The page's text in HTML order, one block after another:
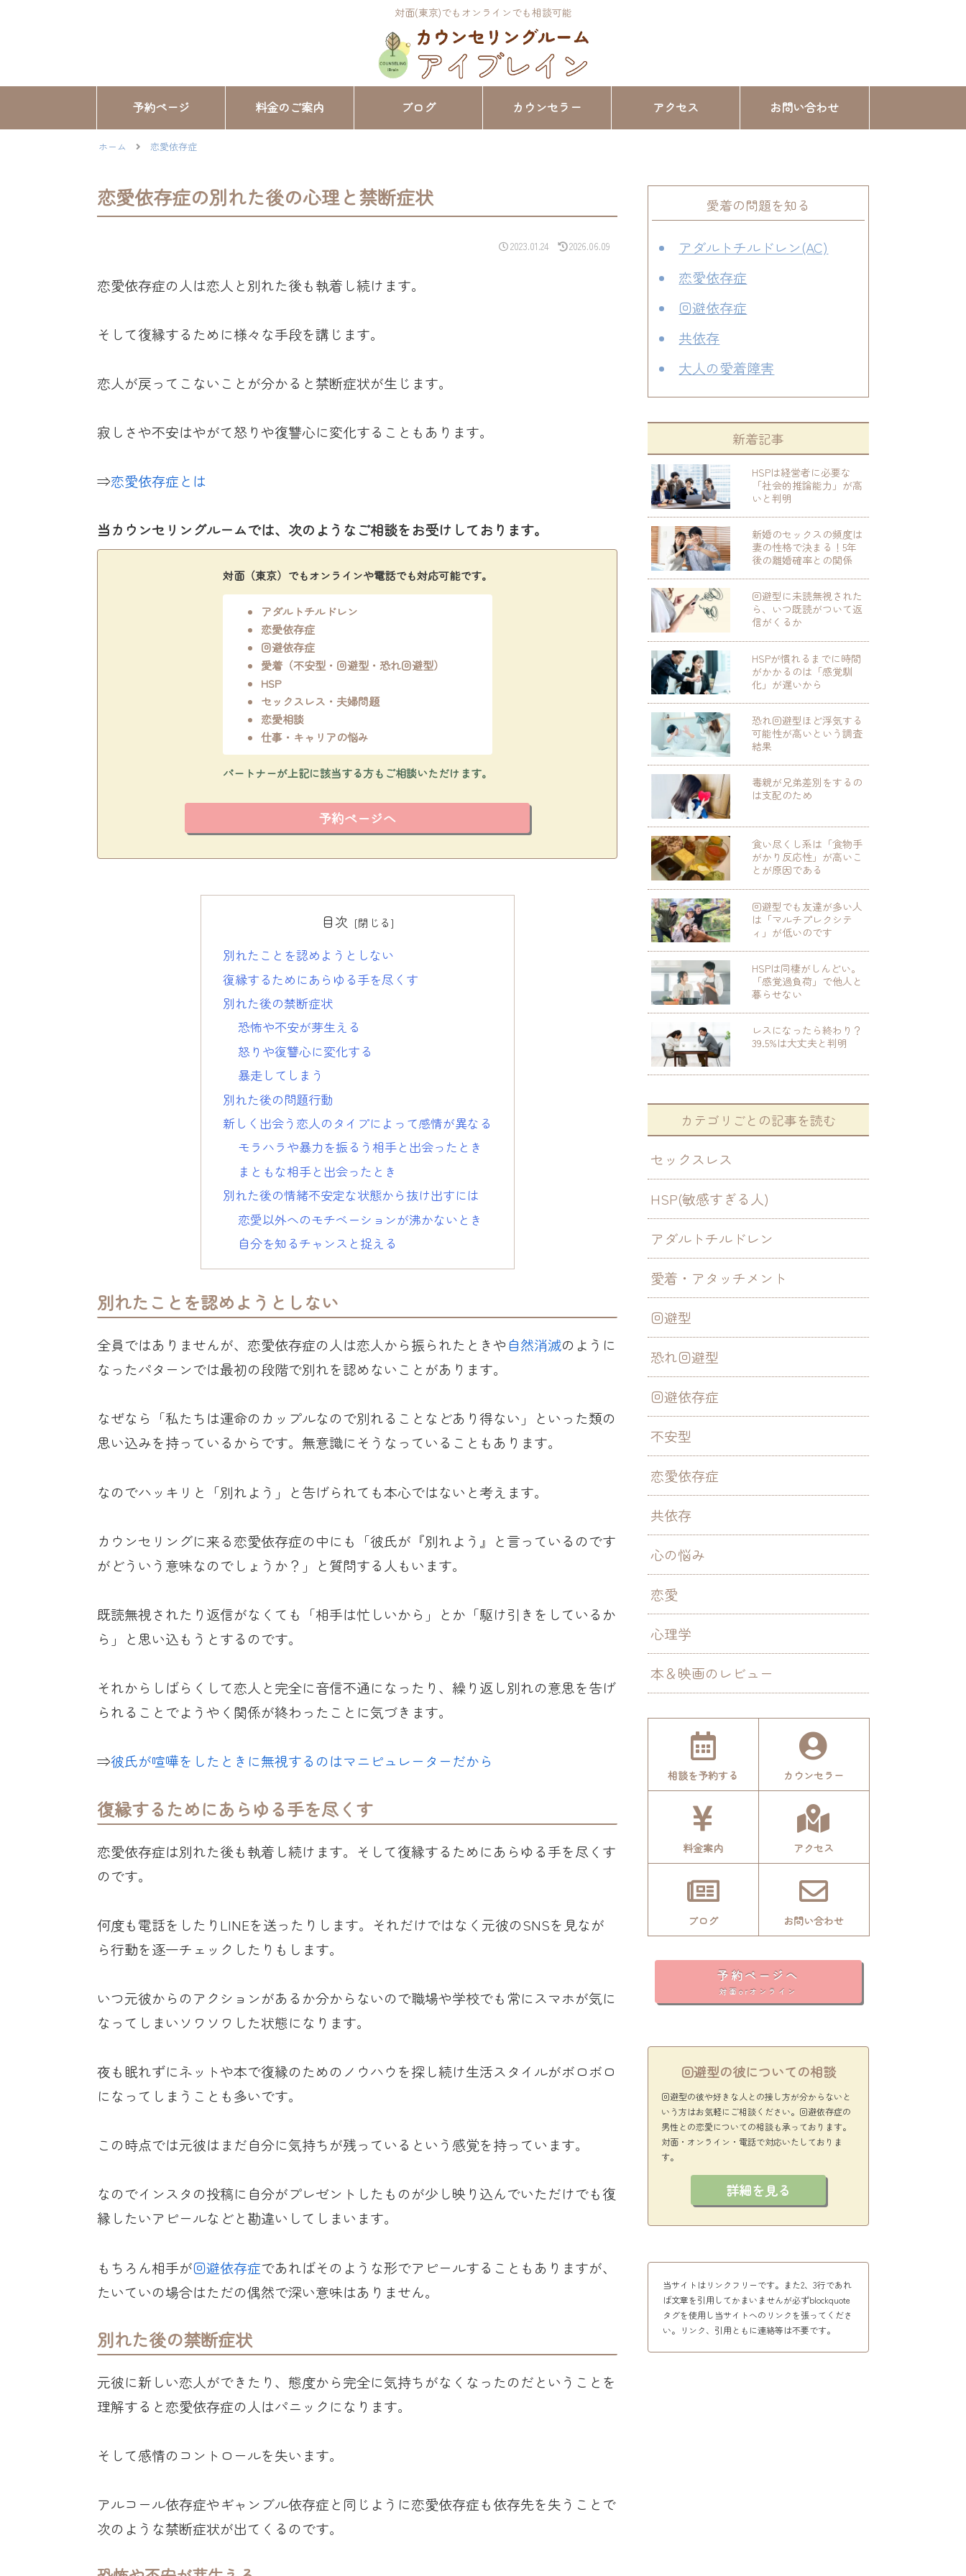
対面(東京)でもオンラインでも相談可能
予約ページ 料金のご案内 ブログ カウンセラー アクセス お問い合わせ
ホーム 恋愛依存症
恋愛依存症の別れた後の心理と禁断症状
2023.01.24 2026.06.09
恋愛依存症の人は恋人と別れた後も執着し続けます。
そして復縁するために様々な手段を講じます。
恋人が戻ってこないことが分かると禁断症状が生じます。
寂しさや不安はやがて怒りや復讐心に変化することもあります。
⇒恋愛依存症とは
当カウンセリングルームでは、次のようなご相談をお受けしております。
対面（東京）でもオンラインや電話でも対応可能です。
アダルトチルドレン
恋愛依存症
回避依存症
愛着（不安型・回避型・恐れ回避型）
HSP
セックスレス・夫婦問題
恋愛相談
仕事・キャリアの悩み
パートナーが上記に該当する方もご相談いただけます。
予約ページへ
目次
別れたことを認めようとしない
復縁するためにあらゆる手を尽くす
別れた後の禁断症状
恐怖や不安が芽生える
怒りや復讐心に変化する
暴走してしまう
別れた後の問題行動
新しく出会う恋人のタイプによって感情が異なる
モラハラや暴力を振るう相手と出会ったとき
まともな相手と出会ったとき
別れた後の情緒不安定な状態から抜け出すには
恋愛以外へのモチベーションが沸かないとき
自分を知るチャンスと捉える
別れたことを認めようとしない
全員ではありませんが、恋愛依存症の人は恋人から振られたときや自然消滅のように
なったパターンでは最初の段階で別れを認めないことがあります。
なぜなら「私たちは運命のカップルなので別れることなどあり得ない」といった類の
思い込みを持っているからです。無意識にそうなっていることもあります。
なのでハッキリと「別れよう」と告げられても本心ではないと考えます。
カウンセリングに来る恋愛依存症の中にも「彼氏が『別れよう』と言っているのです
がどういう意味なのでしょうか？」と質問する人もいます。
既読無視されたり返信がなくても「相手は忙しいから」とか「駆け引きをしているか
ら」と思い込もうとするのです。
それからしばらくして恋人と完全に音信不通になったり、繰り返し別れの意思を告げ
られることでようやく関係が終わったことに気づきます。
⇒彼氏が喧嘩をしたときに無視するのはマニピュレーターだから
復縁するためにあらゆる手を尽くす
恋愛依存症は別れた後も執着し続けます。そして復縁するためにあらゆる手を尽くす
のです。
何度も電話をしたりLINEを送ったりします。それだけではなく元彼のSNSを見なが
ら行動を逐一チェックしたりもします。
いつ元彼からのアクションがあるか分からないので職場や学校でも常にスマホが気に
なってしまいソワソワした状態になります。
夜も眠れずにネットや本で復縁のためのノウハウを探し続け生活スタイルがボロボロ
になってしまうことも多いです。
この時点では元彼はまだ自分に気持ちが残っているという感覚を持っています。
なのでインスタの投稿に自分がプレゼントしたものが少し映り込んでいただけでも復
縁したいアピールなどと勘違いしてしまいます。
もちろん相手が回避依存症であればそのような形でアピールすることもありますが、
たいていの場合はただの偶然で深い意味はありません。
別れた後の禁断症状
元彼に新しい恋人ができたり、態度から完全に気持ちがなくなったのだということを
理解すると恋愛依存症の人はパニックになります。
そして感情のコントロールを失います。
アルコール依存症やギャンブル依存症と同じように恋愛依存症も依存先を失うことで
次のような禁断症状が出てくるのです。
愛着の問題を知る
アダルトチルドレン(AC)
恋愛依存症
回避依存症
共依存
大人の愛着障害
新着記事
HSPは経営者に必要な
「社会的推論能力」が高
いと判明
新婚のセックスの頻度は
妻の性格で決まる！5年
後の離婚確率との関係
回避型に未読無視された
ら、いつ既読がついて返
信がくるか
HSPが慣れるまでに時間
がかかるのは「感覚馴
化」が遅いから
恐れ回避型ほど浮気する
可能性が高いという調査
結果
毒親が兄弟差別をするの
は支配のため
食い尽くし系は「食物手
がかり反応性」が高いこ
とが原因である
回避型でも友達が多い人
は「マルチプレクシテ
ィ」が低いのです
HSPは同棲がしんどい。
「感覚過負荷」で他人と
暮らせない
レスになったら終わり？
39.5%は大丈夫と判明
カテゴリごとの記事を読む
セックスレス
HSP(敏感すぎる人)
アダルトチルドレン
愛着・アタッチメント
回避型
恐れ回避型
回避依存症
不安型
恋愛依存症
共依存
心の悩み
恋愛
心理学
本＆映画のレビュー
相談を予約する カウンセラー
料金案内 アクセス
ブログ お問い合わせ
予約ページへ
対面orオンライン
回避型の彼についての相談
回避型の彼や好きな人との接し方が分からないと
いう方はお気軽にご相談ください。回避依存症の
男性との恋愛についての相談も承っております。
対面・オンライン・電話で対応いたしておりま
す。
詳細を見る
当サイトはリンクフリーです。また2、3行であれ
ば文章を引用してかまいませんが必ずblockquote
タグを使用し当サイトへのリンクを張ってくださ
い。リンク、引用ともに連絡等は不要です。